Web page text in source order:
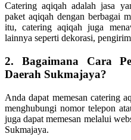
Catering aqiqah adalah jasa
paket aqiqah dengan berbagai
itu, catering aqiqah juga
lainnya seperti dekorasi,
2. Bagaimana Cara
Daerah Sukmajaya?
Anda dapat memesan catering
menghubungi nomor telepon
juga dapat memesan melalui
Sukmajaya.